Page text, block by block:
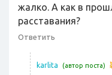
жалко. А как в
расставания?
Ответить
karlita (автор поста)